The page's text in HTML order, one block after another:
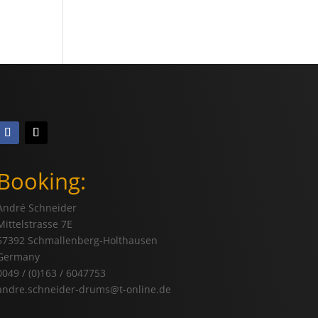
Schneider
7E
Schmallenberg-Holthausen
/ (0)163 / 6047753
drums@t-online.de